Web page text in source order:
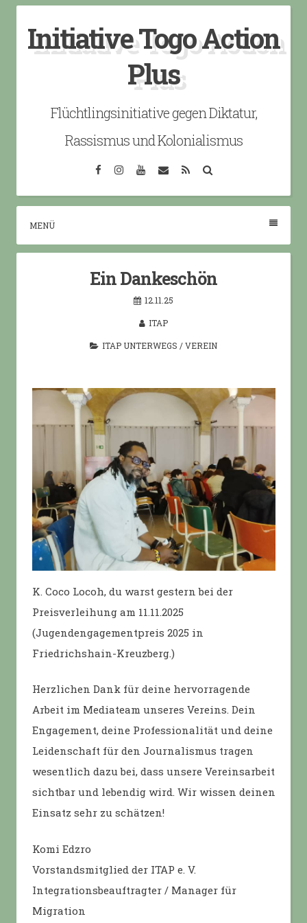
content
Initiative Togo Action
Plus
Flüchtlingsinitiative gegen Diktatur,
Rassismus und Kolonialismus
FacebookInstagramYouTube
EmailRSS
MENÜ
Ein Dankeschön
12.11.25
ITAP
ITAP UNTERWEGS /VEREIN
K. Coco Locoh, du warst gestern bei der
Preisverleihung am 11.11.2025
(Jugendengagementpreis 2025 in
Friedrichshain-Kreuzberg.)
Herzlichen Dank für deine hervorragende
Arbeit im Mediateam unseres Vereins. Dein
Engagement, deine Professionalität und deine
Leidenschaft für den Journalismus tragen
wesentlich dazu bei, dass unsere Vereinsarbeit
sichtbar und lebendig wird. Wir wissen deinen
Einsatz sehr zu schätzen!
Komi Edzro
Vorstandsmitglied der ITAP e. V.
Integrationsbeauftragter / Manager für
Migration